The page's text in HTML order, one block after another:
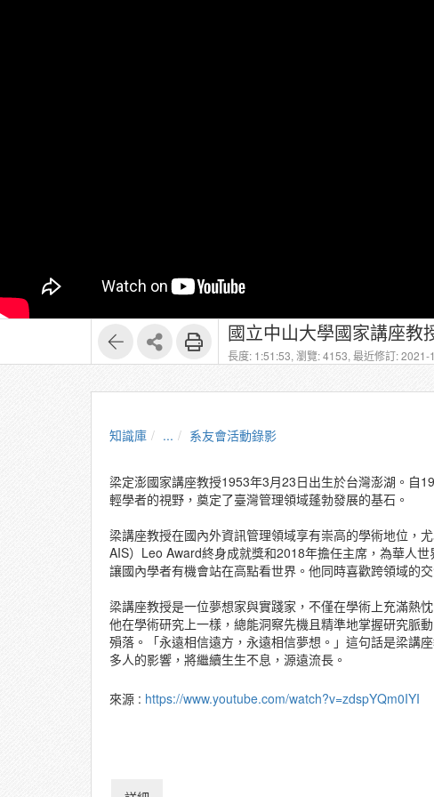
國立中山大學國家講座教
長度: 1:51:53, 瀏覽: 4153, 最近修訂: 2021-
知識庫 ... 系友會活動錄影
梁定澎國家講座教授1953年3月23日出生於台灣澎湖。自
輕學者的視野，奠定了臺灣管理領域蓬勃發展的基石。
梁講座教授在國內外資訊管理領域享有崇高的學術地位，
AIS）Leo Award終身成就獎和2018年擔任主席，為華人
讓國內學者有機會站在高點看世界。他同時喜歡跨領域的
梁講座教授是一位夢想家與實踐家，不僅在學術上充滿熱
他在學術研究上一樣，總能洞察先機且精準地掌握研究脈
殞落。「永遠相信遠方，永遠相信夢想。」這句話是梁講
多人的影響，將繼續生生不息，源遠流長。
來源 : https://www.youtube.com/watch?v=zdspYQm0IYI